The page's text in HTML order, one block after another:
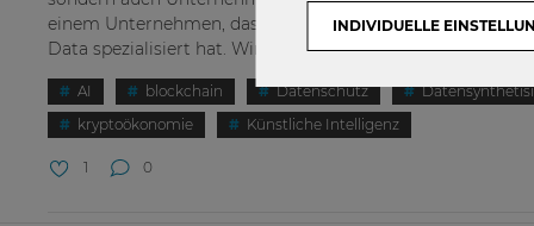
einem Unternehmen, das sich auf die Anonymisierung
Data spezialisiert hat. Wir...
AI blockchain Datenschutz
kryptoökonomie
Künstliche Intelligenz
1 0
INDIVIDUELLE